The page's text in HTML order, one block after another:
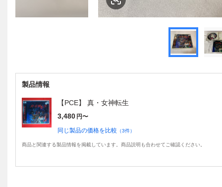
製品情報
【PCE】 真・女神転生
3,480 円〜
同じ製品の価格を比較 （3件）
商品と関連する製品情報を掲載しています。商品説明も合わせてご確認ください。